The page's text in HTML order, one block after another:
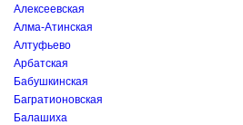
Алексеевская
Алма-Атинская
Алтуфьево
Арбатская
Бабушкинская
Багратионовская
Балашиха